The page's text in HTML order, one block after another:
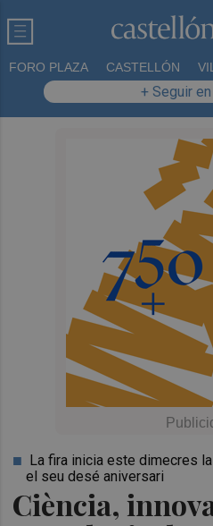
FORO PLAZA CASTELLÓN
+ Seguir
Ciència,
La fira inicia este dimecres
el seu desé aniversari